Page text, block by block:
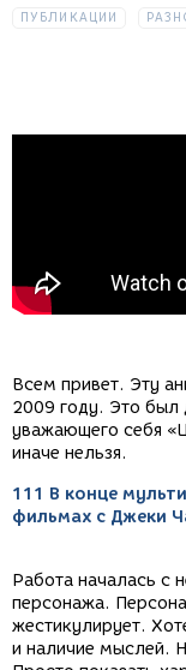
ПУБЛИКАЦИИ
Всем привет. Эту
2009 году. Это был
уважающего себя
иначе нельзя.
111 В конце
фильмах с Джеки
Работа началась с
персонажа.
жестикулирует.
и наличие мыслей.